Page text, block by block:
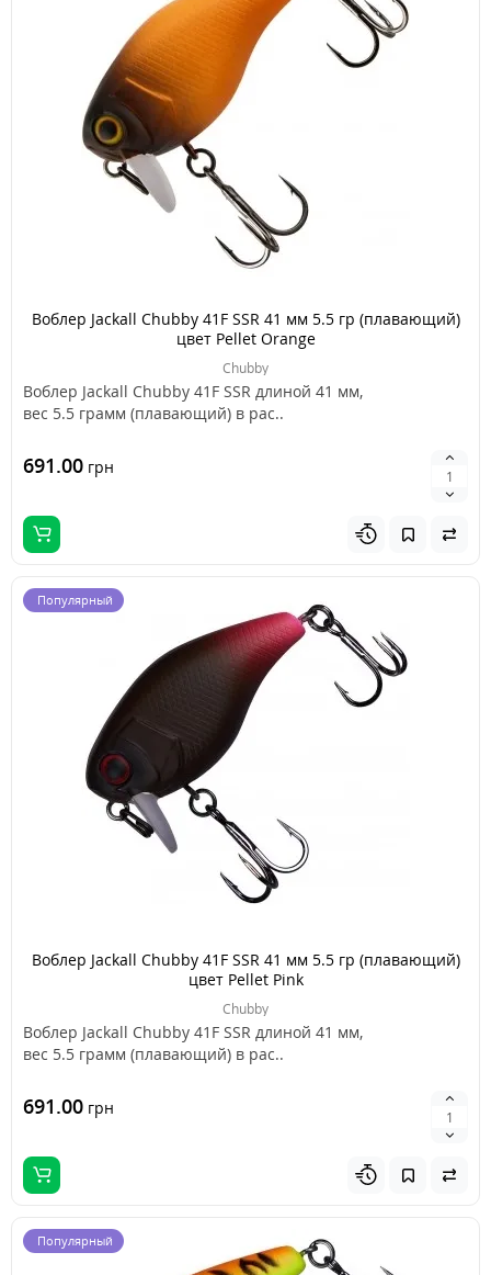
Воблер Jackall Chubby 41F SSR 41 мм 5.5 гр (плавающий)
цвет Pellet Orange
Chubby
Воблер Jackall Chubby 41F SSR длиной 41 мм,
вес 5.5 грамм (плавающий) в рас..
691.00 грн
Популярный
Воблер Jackall Chubby 41F SSR 41 мм 5.5 гр (плавающий)
цвет Pellet Pink
Chubby
Воблер Jackall Chubby 41F SSR длиной 41 мм,
вес 5.5 грамм (плавающий) в рас..
691.00 грн
Популярный